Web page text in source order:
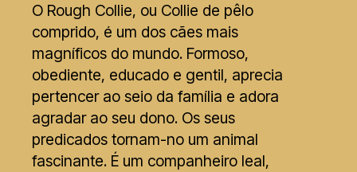
O Rough Collie, ou Collie de pêlo
comprido, é um dos cães mais
magníficos do mundo. Formoso,
obediente, educado e gentil, aprecia
pertencer ao seio da família e adora
agradar ao seu dono. Os seus
predicados tornam-no um animal
fascinante. É um companheiro leal,